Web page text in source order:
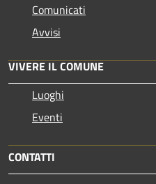
Comunicati
Avvisi
VIVERE IL COMUNE
Luoghi
Eventi
CONTATTI